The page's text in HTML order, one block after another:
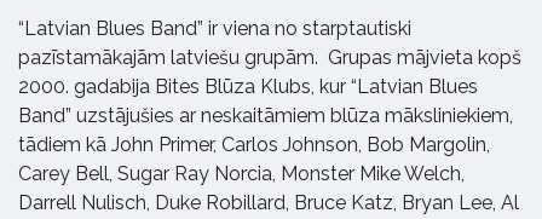
“Latvian Blues Band” ir viena no starptautiski
pazīstamākajām latviešu grupām. Grupas mājvieta kopš
2000. gadabija Bites Blūza Klubs, kur “Latvian Blues
Band” uzstājušies ar neskaitāmiem blūza māksliniekiem,
tādiem kā John Primer, Carlos Johnson, Bob Margolin,
Carey Bell, Sugar Ray Norcia, Monster Mike Welch,
Darrell Nulisch, Duke Robillard, Bruce Katz, Bryan Lee, Al